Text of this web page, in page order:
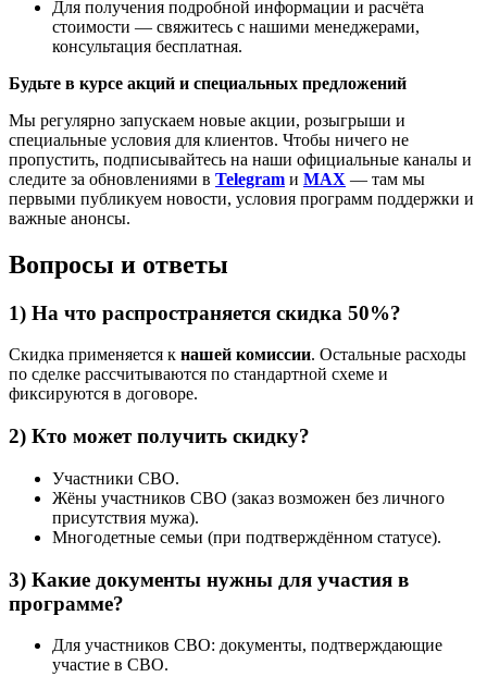
Для получения подробной информации и расчёта
стоимости — свяжитесь с нашими менеджерами,
консультация бесплатная.
Будьте в курсе акций и специальных предложений
Мы регулярно запускаем новые акции, розыгрыши и
специальные условия для клиентов. Чтобы ничего не
пропустить, подписывайтесь на наши официальные каналы и
следите за обновлениями в Telegram и MAX — там мы
первыми публикуем новости, условия программ поддержки и
важные анонсы.
Вопросы и ответы
1) На что распространяется скидка 50%?
Скидка применяется к нашей комиссии. Остальные расходы
по сделке рассчитываются по стандартной схеме и
фиксируются в договоре.
2) Кто может получить скидку?
Участники СВО.
Жёны участников СВО (заказ возможен без личного
присутствия мужа).
Многодетные семьи (при подтверждённом статусе).
3) Какие документы нужны для участия в
программе?
Для участников СВО: документы, подтверждающие
участие в СВО.